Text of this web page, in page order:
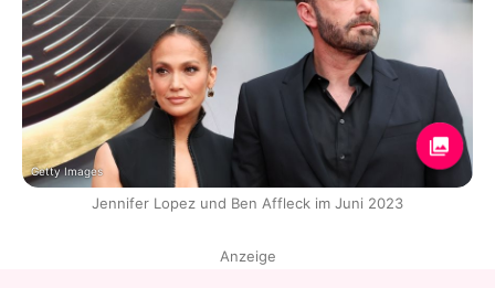
Getty Images
Jennifer Lopez und Ben Affleck im Juni 2023
Anzeige